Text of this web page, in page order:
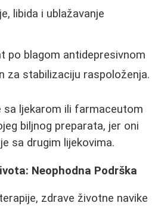
libida i ublažavanje
po blagom antidepresivnom
za stabilizaciju raspoloženja.
sa ljekarom ili farmaceutom
biljnog preparata, jer oni
sa drugim lijekovima.
Neophodna Podrška
zdrave životne navike